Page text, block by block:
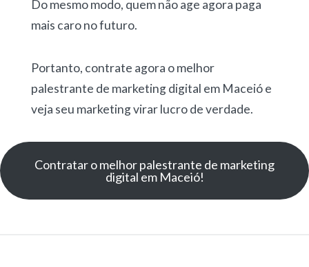
Do mesmo modo, quem não age agora paga
mais caro no futuro.
Portanto, contrate agora o melhor
palestrante de marketing digital em Maceió e
veja seu marketing virar lucro de verdade.
Contratar o melhor palestrante de marketing
digital em Maceió!